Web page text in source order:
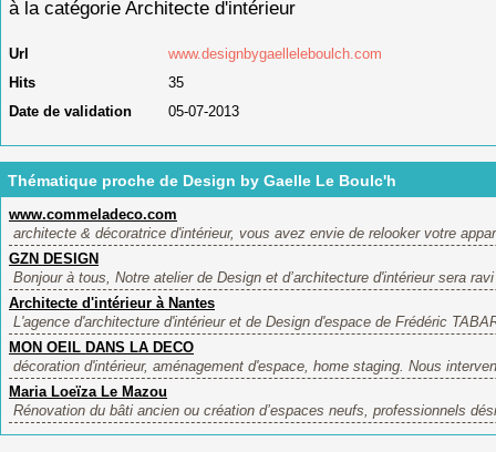
à la catégorie Architecte d'intérieur
Url
www.designbygaelleleboulch.com
Hits
35
Date de validation
05-07-2013
Thématique proche de Design by Gaelle Le Boulc'h
www.commeladeco.com
architecte & décoratrice d'intérieur, vous avez envie de relooker votre
GZN DESIGN
Bonjour à tous, Notre atelier de Design et d’architecture d'intérieur sera
Architecte d'intérieur à Nantes
L'agence d'architecture d'intérieur et de Design d'espace de Frédéric
MON OEIL DANS LA DECO
décoration d'intérieur, aménagement d'espace, home staging. Nous
Maria Loeïza Le Mazou
Rénovation du bâti ancien ou création d’espaces neufs, professionnels